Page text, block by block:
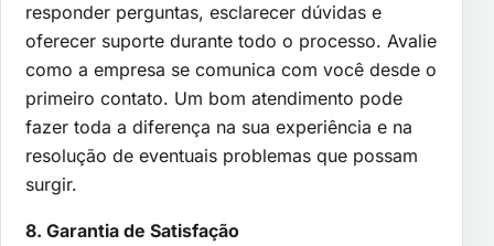
responder perguntas, esclarecer dúvidas e
oferecer suporte durante todo o processo. Avalie
como a empresa se comunica com você desde o
primeiro contato. Um bom atendimento pode
fazer toda a diferença na sua experiência e na
resolução de eventuais problemas que possam
surgir.
8. Garantia de Satisfação